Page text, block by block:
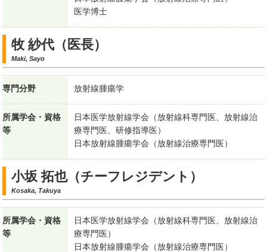
医学博士
牧 紗代（医長）
Maki, Sayo
専門分野 放射線腫瘍学
所属学会・資格
等
日本医学放射線学会（放射線科専門医、放射線治
療専門医、研修指導医）
日本放射線腫瘍学会（放射線治療専門医）
小坂 拓也（チーフレジデント）
Kosaka, Takuya
所属学会・資格
等
日本医学放射線学会（放射線科専門医、放射線治
療専門医）
日本放射線腫瘍学会（放射線治療専門医）